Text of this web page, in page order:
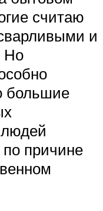
считаю
и
Но
большие
причине